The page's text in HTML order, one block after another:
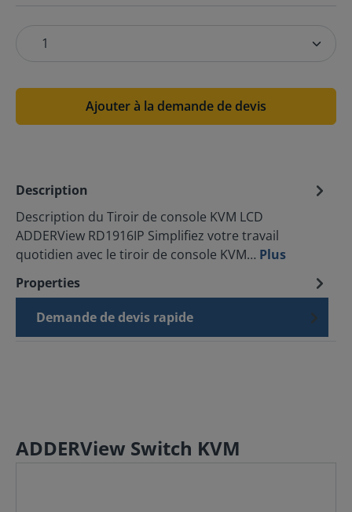
Ajouter à la demande de devis
Description
Description du Tiroir de console KVM LCD
ADDERView RD1916IP Simplifiez votre travail
quotidien avec le tiroir de console KVM… Plus
Properties
Demande de devis rapide
ADDERView Switch KVM